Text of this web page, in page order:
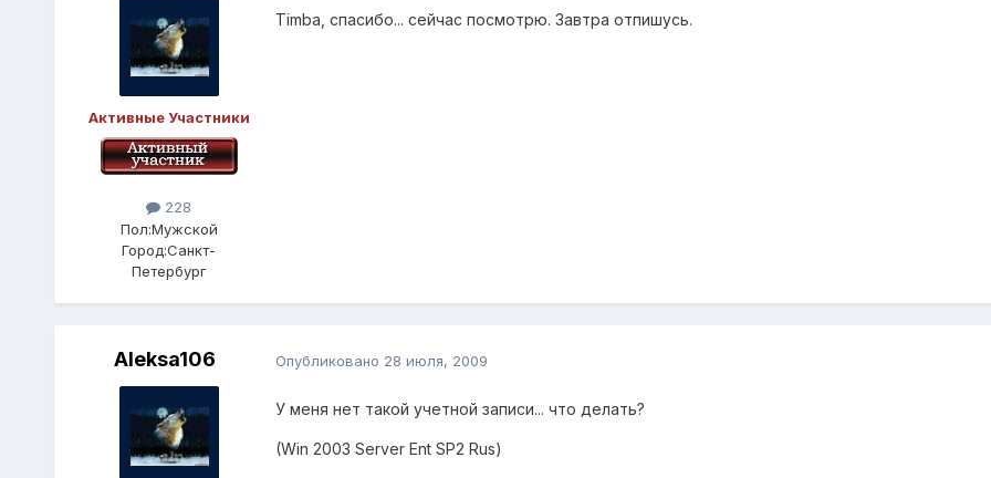
Активные Участники
228
Пол:Мужской
Город:Санкт-
Петербург
Timba, спасибо... сейчас посмотрю. Завтра отпишусь.
Aleksa106 Опубликовано 28 июля, 2009
У меня нет такой учетной записи... что делать?
(Win 2003 Server Ent SP2 Rus)